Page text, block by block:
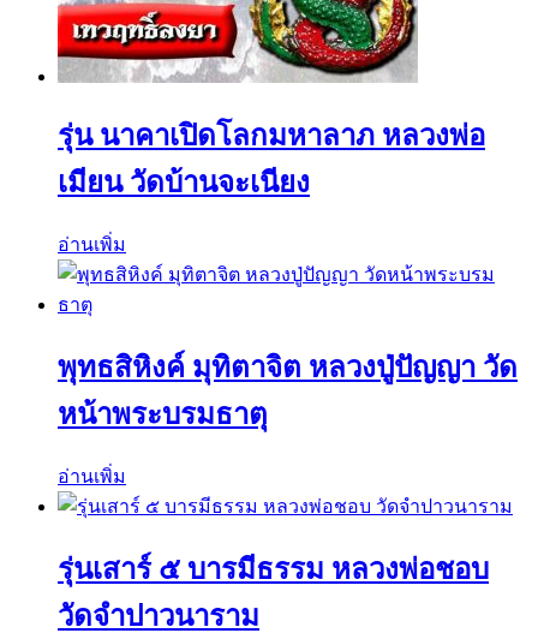
รุ่น นาคาเปิดโลกมหาลาภ หลวงพ่อ
เมียน วัดบ้านจะเนียง
อ่านเพิ่ม
พุทธสิหิงค์ มุทิตาจิต หลวงปู่ปัญญา วัด
หน้าพระบรมธาตุ
อ่านเพิ่ม
รุ่นเสาร์ ๕ บารมีธรรม หลวงพ่อชอบ
วัดจำปาวนาราม